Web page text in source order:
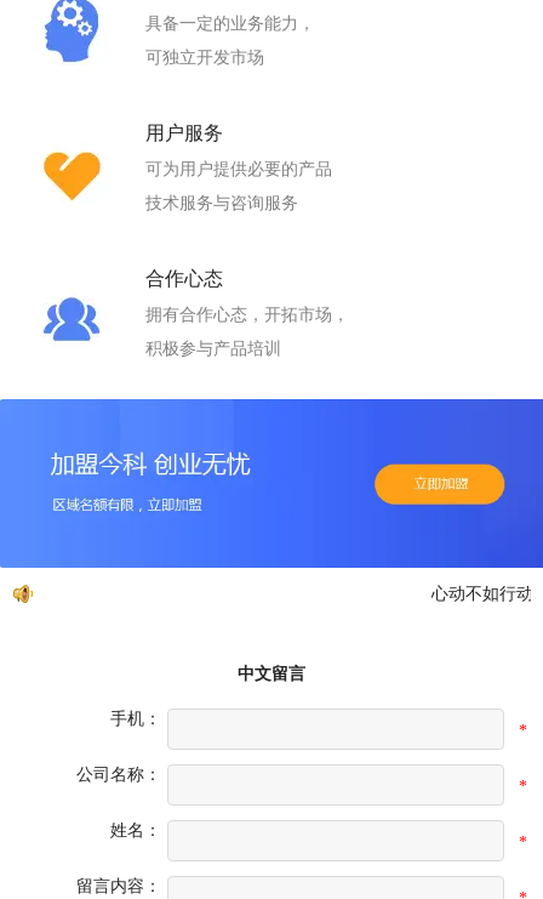
具备一定的业务能力，
可独立开发市场
用户服务
可为用户提供必要的产品
技术服务与咨询服务
合作心态
拥有合作心态，开拓市场，
积极参与产品培训
心动不如行动，
中文留言
手机：
*
公司名称：
*
姓名：
*
留言内容：